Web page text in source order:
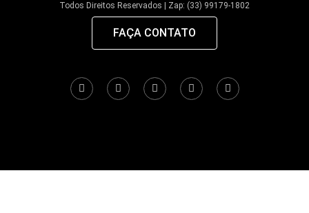
Todos Direitos Reservados | Zap: (33) 99179-1802
FAÇA CONTATO